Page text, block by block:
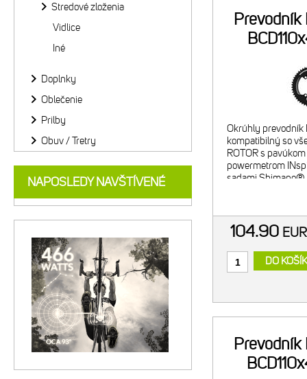
Prevodník
Okrúhly prevodník
kompatibilný so
ROTOR s
powermetrom
sadami Shimano®
R9200-P, FC-
104.90
DO
Prevodník
Stredové zloženia
Vidlice
Iné
Doplnky
Oblečenie
Prilby
Obuv / Tretry
NAPOSLEDY NAVŠTÍVENÉ